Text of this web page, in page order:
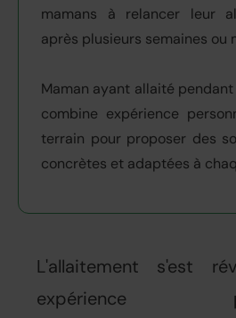
mamans à relancer leur
après plusieurs semaines ou
Maman ayant allaité
combine expérience
terrain pour proposer des
concrètes et adaptées à
L'allaitement s'est
expérience